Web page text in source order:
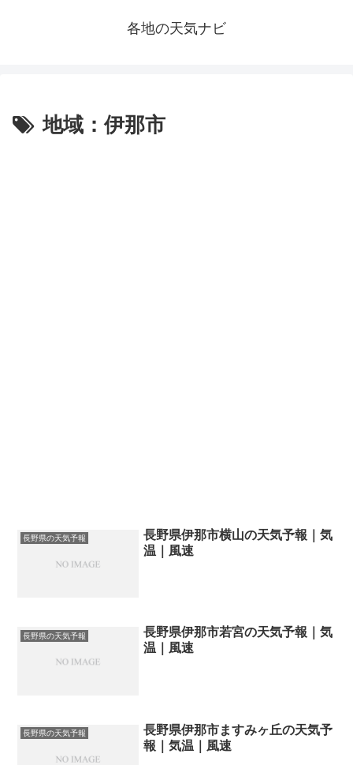
各地の天気ナビ
地域：伊那市
長野県の天気予報
長野県伊那市横山の天気予報｜気
温｜風速
長野県の天気予報
長野県伊那市若宮の天気予報｜気
温｜風速
長野県の天気予報
長野県伊那市ますみヶ丘の天気予
報｜気温｜風速